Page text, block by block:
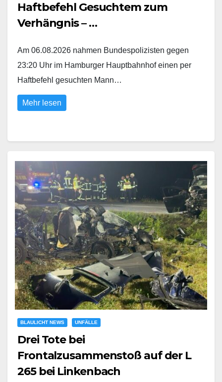
Haftbefehl Gesuchtem zum
Verhängnis – …
Am 06.08.2026 nahmen Bundespolizisten gegen
23:20 Uhr im Hamburger Hauptbahnhof einen per
Haftbefehl gesuchten Mann…
Mehr lesen
BLAULICHT NEWS UNFÄLLE
Drei Tote bei
Frontalzusammenstoß auf der L
265 bei Linkenbach